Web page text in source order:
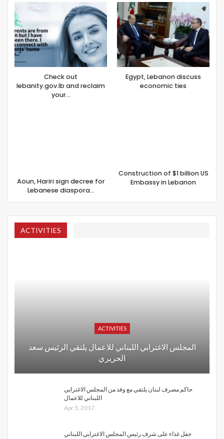
Check out
lebanity.gov.lb and reclaim
your…
Aoun, Hariri sign decree for
Lebanese diaspora…
Egypt, Lebanon discuss
economic ties
Construction of $1 billion US
Embassy in Lebanon
ACTIVITIES
ACTIVITIES
المجلس الاغترابي اللبناني للاعمال يلتقي الرئيس سعد
الحريري
حاكم مصرف لبنان يلتقي مع وفد من المجلس الاغترابي
اللبناني للاعمال
Apr 5, 2017
حفل غذاء على شرف رئيس المجلس الاغترابي اللبناني